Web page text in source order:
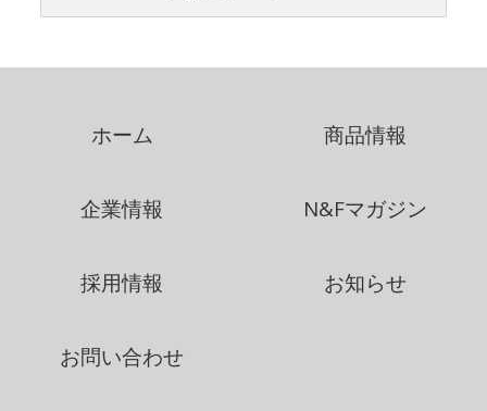
ホーム 商品情報
企業情報 N&Fマガジン
採用情報 お知らせ
お問い合わせ